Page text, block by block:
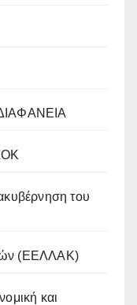
του
(ΕΕΛΛΑΚ)
και